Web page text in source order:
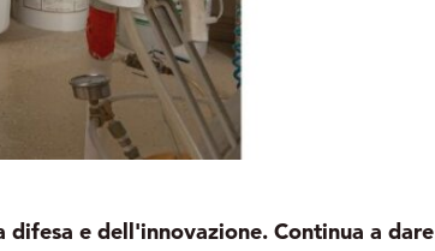
e dell'innovazione. Continua a dare